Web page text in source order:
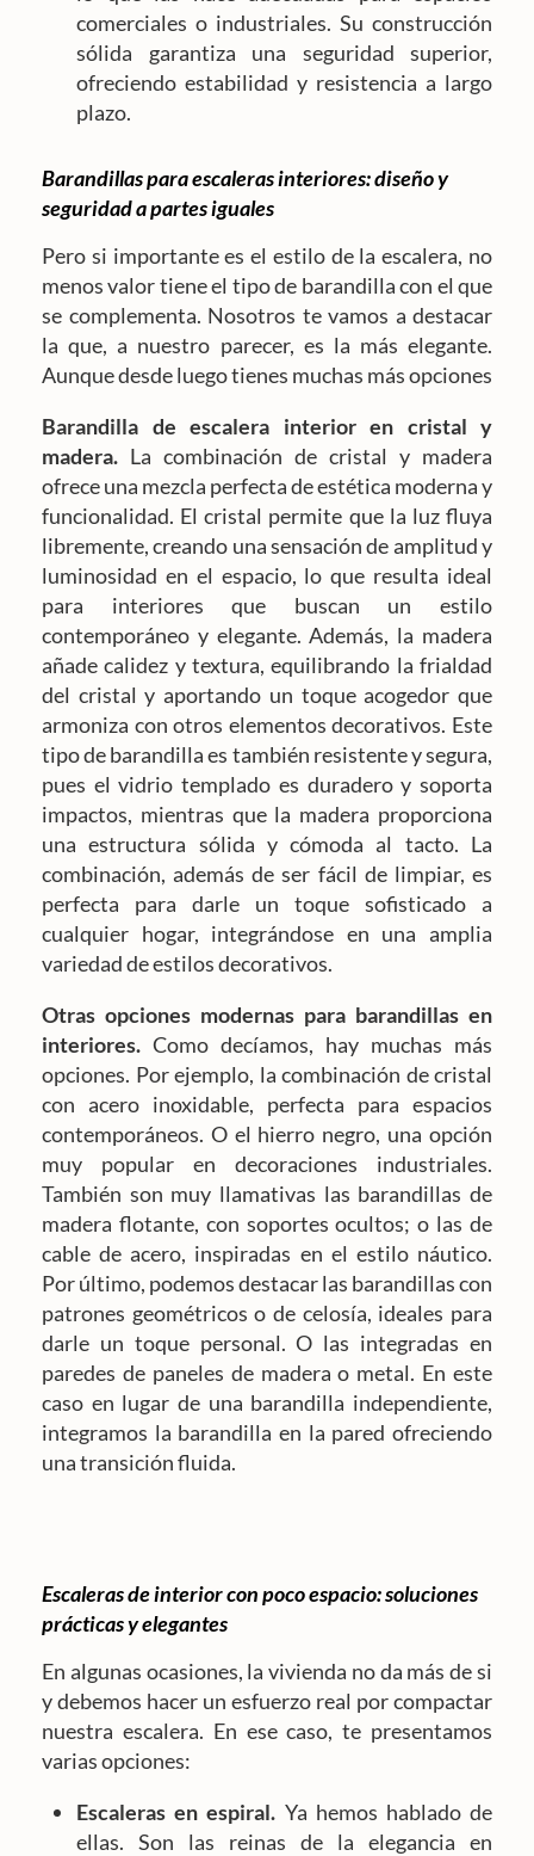
comerciales o industriales. Su construcción
sólida garantiza una seguridad superior,
ofreciendo estabilidad y resistencia a largo
plazo.
Barandillas para escaleras interiores: diseño y
seguridad a partes iguales
Pero si importante es el estilo de la escalera, no
menos valor tiene el tipo de barandilla con el que
se complementa. Nosotros te vamos a destacar
la que, a nuestro parecer, es la más elegante.
Aunque desde luego tienes muchas más opciones
Barandilla de escalera interior en cristal y
madera. La combinación de cristal y madera
ofrece una mezcla perfecta de estética moderna y
funcionalidad. El cristal permite que la luz fluya
libremente, creando una sensación de amplitud y
luminosidad en el espacio, lo que resulta ideal
para interiores que buscan un estilo
contemporáneo y elegante. Además, la madera
añade calidez y textura, equilibrando la frialdad
del cristal y aportando un toque acogedor que
armoniza con otros elementos decorativos. Este
tipo de barandilla es también resistente y segura,
pues el vidrio templado es duradero y soporta
impactos, mientras que la madera proporciona
una estructura sólida y cómoda al tacto. La
combinación, además de ser fácil de limpiar, es
perfecta para darle un toque sofisticado a
cualquier hogar, integrándose en una amplia
variedad de estilos decorativos.
Otras opciones modernas para barandillas en
interiores. Como decíamos, hay muchas más
opciones. Por ejemplo, la combinación de cristal
con acero inoxidable, perfecta para espacios
contemporáneos. O el hierro negro, una opción
muy popular en decoraciones industriales.
También son muy llamativas las barandillas de
madera flotante, con soportes ocultos; o las de
cable de acero, inspiradas en el estilo náutico.
Por último, podemos destacar las barandillas con
patrones geométricos o de celosía, ideales para
darle un toque personal. O las integradas en
paredes de paneles de madera o metal. En este
caso en lugar de una barandilla independiente,
integramos la barandilla en la pared ofreciendo
una transición fluida.
Escaleras de interior con poco espacio: soluciones
prácticas y elegantes
En algunas ocasiones, la vivienda no da más de si
y debemos hacer un esfuerzo real por compactar
nuestra escalera. En ese caso, te presentamos
varias opciones:
Escaleras en espiral. Ya hemos hablado de
ellas. Son las reinas de la elegancia en